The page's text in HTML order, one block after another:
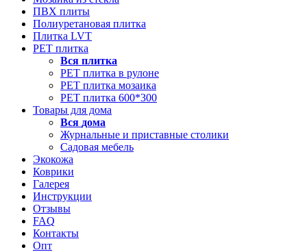
ПВХ плиты
Полиуретановая плитка
Плитка LVT
РЕТ плитка
Вся плитка
РЕТ плитка в рулоне
РЕТ плитка мозаика
РЕТ плитка 600*300
Товары для дома
Вся дома
Журнальные и приставные столики
Садовая мебель
Экокожа
Коврики
Галерея
Инструкции
Отзывы
FAQ
Контакты
Опт